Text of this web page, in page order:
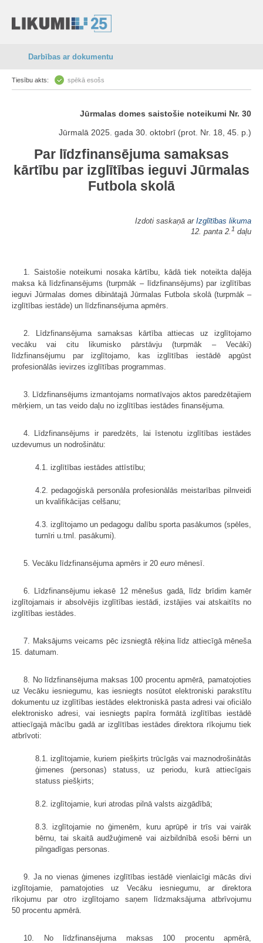
Darbības ar dokumentu
Tiesību akts: spēkā esošs
Jūrmalas domes saistošie noteikumi Nr. 30
Jūrmalā 2025. gada 30. oktobrī (prot. Nr. 18, 45. p.)
Par līdzfinansējuma samaksas
kārtību par izglītības ieguvi Jūrmalas
Futbola skolā
Izdoti saskaņā ar Izglītības likuma
12. panta 2. 1 daļu
1. Saistošie noteikumi nosaka kārtību, kādā tiek noteikta daļēja
maksa kā līdzfinansējums (turpmāk – līdzfinansējums) par izglītības
ieguvi Jūrmalas domes dibinātajā Jūrmalas Futbola skolā (turpmāk –
izglītības iestāde) un līdzfinansējuma apmērs.
2. Līdzfinansējuma samaksas kārtība attiecas uz izglītojamo
vecāku vai citu likumisko pārstāvju (turpmāk – Vecāki)
līdzfinansējumu par izglītojamo, kas izglītības iestādē apgūst
profesionālās ievirzes izglītības programmas.
3. Līdzfinansējums izmantojams normatīvajos aktos paredzētajiem
mērķiem, un tas veido daļu no izglītības iestādes finansējuma.
4. Līdzfinansējums ir paredzēts, lai īstenotu izglītības iestādes
uzdevumus un nodrošinātu:
4.1. izglītības iestādes attīstību;
4.2. pedagoģiskā personāla profesionālās meistarības pilnveidi
un kvalifikācijas celšanu;
4.3. izglītojamo un pedagogu dalību sporta pasākumos (spēles,
turnīri u.tml. pasākumi).
5. Vecāku līdzfinansējuma apmērs ir 20 euro mēnesī.
6. Līdzfinansējumu iekasē 12 mēnešus gadā, līdz brīdim kamēr
izglītojamais ir absolvējis izglītības iestādi, izstājies vai atskaitīts no
izglītības iestādes.
7. Maksājums veicams pēc izsniegtā rēķina līdz attiecīgā mēneša
15. datumam.
8. No līdzfinansējuma maksas 100 procentu apmērā, pamatojoties
uz Vecāku iesniegumu, kas iesniegts nosūtot elektroniski parakstītu
dokumentu uz izglītības iestādes elektroniskā pasta adresi vai oficiālo
elektronisko adresi, vai iesniegts papīra formātā izglītības iestādē
attiecīgajā mācību gadā ar izglītības iestādes direktora rīkojumu tiek
atbrīvoti:
8.1. izglītojamie, kuriem piešķirts trūcīgās vai maznodrošinātās
ģimenes (personas) statuss, uz periodu, kurā attiecīgais
statuss piešķirts;
8.2. izglītojamie, kuri atrodas pilnā valsts aizgādībā;
8.3. izglītojamie no ģimenēm, kuru aprūpē ir trīs vai vairāk
bērnu, tai skaitā audžuģimenē vai aizbildnībā esoši bērni un
pilngadīgas personas.
9. Ja no vienas ģimenes izglītības iestādē vienlaicīgi mācās divi
izglītojamie, pamatojoties uz Vecāku iesniegumu, ar direktora
rīkojumu par otro izglītojamo saņem līdzmaksājuma atbrīvojumu
50 procentu apmērā.
10. No līdzfinansējuma maksas 100 procentu apmērā,